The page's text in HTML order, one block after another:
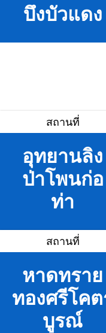
บึงบัวแดง
สถานที่
อุทยานลิง
ป่าโพนก่อ
ท่า
สถานที่
หาดทราย
ทองศรีโค
บูรณ์